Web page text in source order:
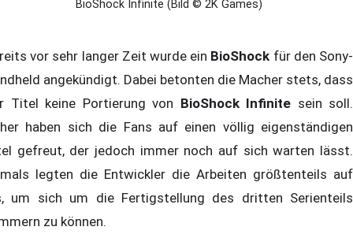
BioShock Infinite (Bild © 2K Games)
vor sehr langer Zeit wurde ein BioShock für den Sony-
angekündigt. Dabei betonten die Macher stets, dass
Titel keine Portierung von BioShock Infinite sein soll.
haben sich die Fans auf einen völlig eigenständigen
gefreut, der jedoch immer noch auf sich warten lässt.
legten die Entwickler die Arbeiten größtenteils auf
um sich um die Fertigstellung des dritten Serienteils
zu können.